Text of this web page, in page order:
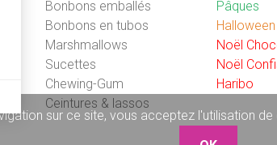
Bonbons emballés
Bonbons en tubos
Marshmallows
Sucettes
Chewing-Gum
Ceintures & lassos
Pâques
Halloween
Noël
Noël
Haribo
sur ce site, vous acceptez l'utilisation